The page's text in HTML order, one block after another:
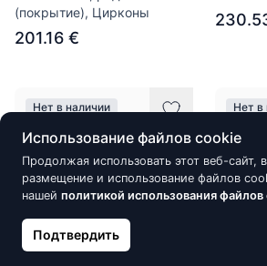
(покрытие), Цирконы
201.16 €
Нет в наличии Нет в
Использование файлов cookie
Продолжая использовать этот веб-сайт,
размещение и использование файлов
нашей политикой использования файлов
Подтвердить